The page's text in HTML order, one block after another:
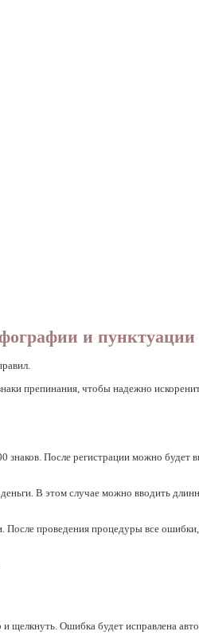
и пунктуации
препинания, чтобы надежно
После регистрации можно будет
В этом случае можно вводить
После проведения процедуры все
Ошибка будет исправлена